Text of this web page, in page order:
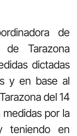
de
de Tarazona
dictadas
y en base al
del 14
por la
teniendo en